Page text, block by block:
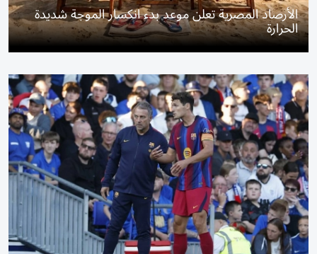
الأرصاد المصرية تعلن موعد بدء انكسار الموجة شديدة
الحرارة